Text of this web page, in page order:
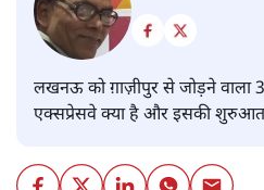
लखनऊ को ग़ाज़ीपुर से जोड़ने वाला
एक्सप्रेसवे क्या है और इसकी